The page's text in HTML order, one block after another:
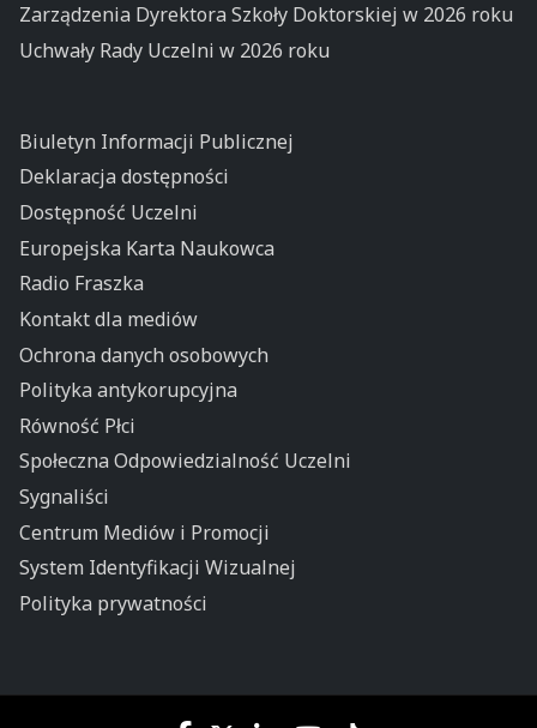
Zarządzenia Dyrektora Szkoły Doktorskiej w 2026 roku
Uchwały Rady Uczelni w 2026 roku
Biuletyn Informacji Publicznej
Deklaracja dostępności
Dostępność Uczelni
Europejska Karta Naukowca
Radio Fraszka
Kontakt dla mediów
Ochrona danych osobowych
Polityka antykorupcyjna
Równość Płci
Społeczna Odpowiedzialność Uczelni
Sygnaliści
Centrum Mediów i Promocji
System Identyfikacji Wizualnej
Polityka prywatności